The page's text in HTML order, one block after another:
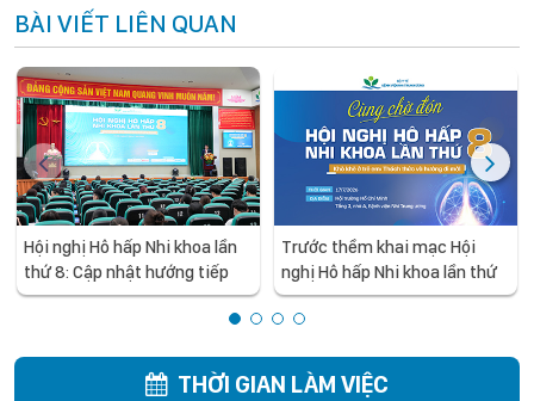
BÀI VIẾT LIÊN QUAN
Hội nghị Hô hấp Nhi khoa lần
thứ 8: Cập nhật hướng tiếp
cận mới trong chẩn đoán và
Trước thềm khai mạc Hội
nghị Hô hấp Nhi khoa lần thứ
8: Đi tìm lời giải cho những
thách thức và hướng đi mới
em
THỜI GIAN LÀM VIỆC